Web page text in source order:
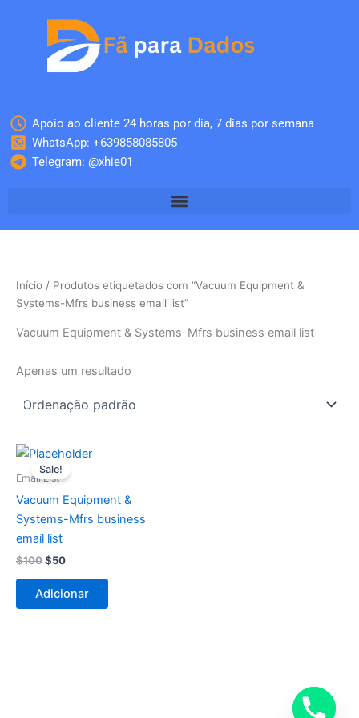
Apoio ao cliente 24 horas por dia, 7 dias por semana
WhatsApp: +639858085805
Telegram: @xhie01
Início / Produtos etiquetados com “Vacuum Equipment &
Systems-Mfrs business email list”
Vacuum Equipment & Systems-Mfrs business email list
Apenas um resultado
Sale!
Email List
Vacuum Equipment &
Systems-Mfrs business
email list
$100
O
preço
original
$100.
$50
O
atual
$50.
Adicionar